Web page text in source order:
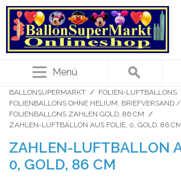
Menü
BALLONSUPERMARKT / FOLIEN-LUFTBALLONS
FOLIENBALLONS OHNE HELIUM. BRIEFVERSAND
FOLIENBALLONS ZAHLEN GOLD, 86 CM /
ZAHLEN-LUFTBALLON AUS FOLIE, 0, GOLD, 86 CM
ZAHLEN-LUFTBALLON
0, GOLD, 86 CM